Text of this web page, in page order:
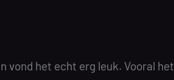
vond het echt erg leuk. Vooral het